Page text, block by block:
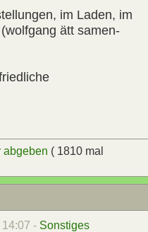
im Laden, im
ätt samen-
abgeben ( 1810 mal
- Sonstiges